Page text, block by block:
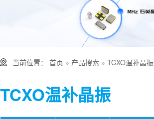
当前位置： 首页 » 产品搜索 » TCXO温补晶振
TCXO温补晶振